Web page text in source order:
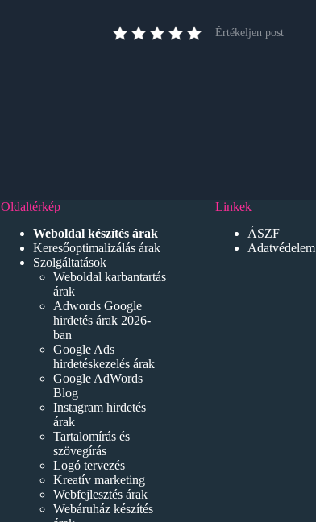
Értékeljen post
Oldaltérkép
Weboldal készítés árak
Keresőoptimalizálás árak
Szolgáltatások
Weboldal karbantartás
árak
Adwords Google
hirdetés árak 2026-
ban
Google Ads
hirdetéskezelés árak
Google AdWords
Blog
Instagram hirdetés
árak
Tartalomírás és
szövegírás
Logó tervezés
Kreatív marketing
Webfejlesztés árak
Webáruház készítés
Linkek
ÁSZF
Adatvédelem